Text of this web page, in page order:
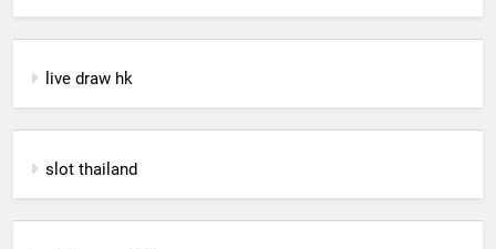
live draw hk
slot thailand